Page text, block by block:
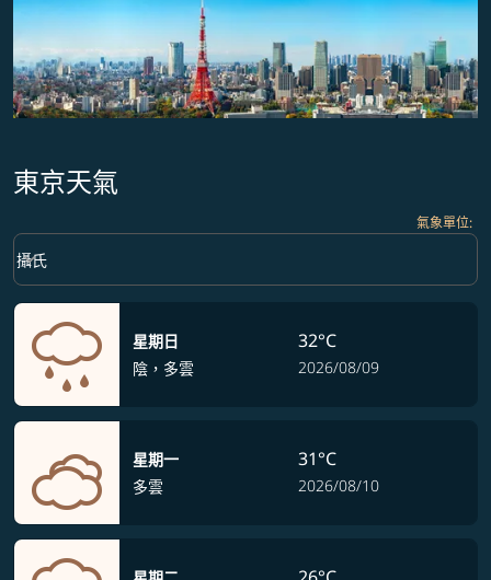
東京天氣
氣象單位:
Weather unit option 攝氏 Selected
攝氏
keyboard_arrow_down
星期日
陰，多雲
32°C
2026/08/09
星期一
多雲
31°C
2026/08/10